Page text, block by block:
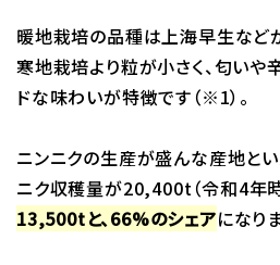
暖地栽培の品種は上海早生など
寒地栽培より粒が小さく、匂いや
ドな味わいが特徴です（※1）。
ニンニクの生産が盛んな産地と
ニク収穫量が20,400t（令和4年時
13,500tと、66%のシェアになり